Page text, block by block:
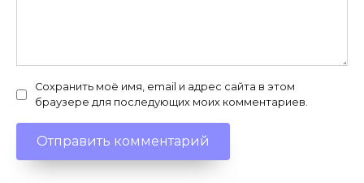
Сохранить моё имя, email и адрес сайта в этом
браузере для последующих моих комментариев.